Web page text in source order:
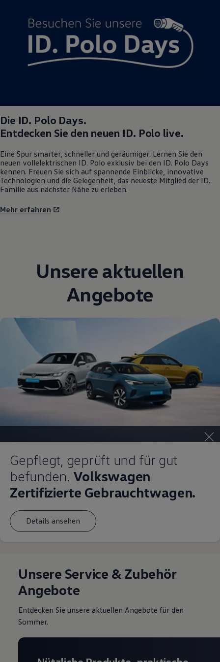
Lifestyle
Transport
Familie
Elektromobilität
Volkswagen R
Pannen- und Unfallhilfe
Die ID. Polo Days.
Entdecken Sie den neuen ID. Polo live.
Eine Spur smarter, schneller und geräumiger: Lernen Sie den
neuen vollelektrischen ID. Polo exklusiv bei den ID. Polo Days
kennen. Freuen Sie sich auf spannende Einblicke, innovative
Technologien und die Gelegenheit, das neueste Mitglied der ID.
Familie aus nächster Nähe zu erleben.
Mehr erfahren
Unsere aktuellen
Angebote
Gepflegt, geprüft und für gut
befunden. Volkswagen
Zertifizierte Gebrauchtwagen.
Details ansehen
Unsere Service & Zubehör
Angebote
Entdecken Sie unsere aktuellen Angebote für den
Sommer.